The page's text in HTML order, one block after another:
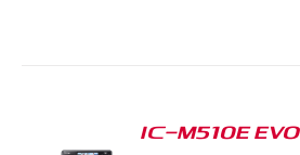
IC-M510E EVO